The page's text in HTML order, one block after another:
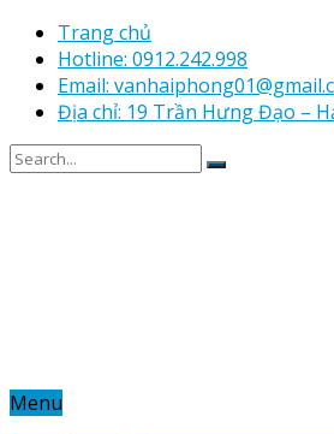
Trang chủ
Hotline: 0912.242.998
Email:
Địa chỉ: 19 Trần Hưng Đạo –
Menu